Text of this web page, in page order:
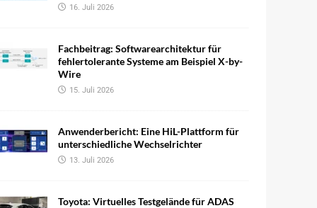
16. Juli 2026
Fachbeitrag: Softwarearchitektur für
fehlertolerante Systeme am Beispiel X-by-
Wire
15. Juli 2026
Anwenderbericht: Eine HiL-Plattform für
unterschiedliche Wechselrichter
13. Juli 2026
Toyota: Virtuelles Testgelände für ADAS